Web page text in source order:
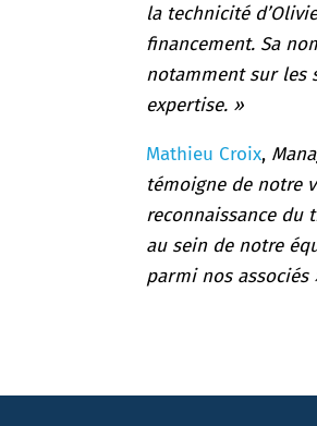
la technicité
financement. Sa
notamment sur les
expertise. »
Mathieu Croix,
témoigne de notre
reconnaissance du
au sein de notre
parmi nos associés